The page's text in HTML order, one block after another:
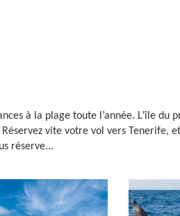
à la plage toute l’année. L’île
vite votre vol vers Tenerife,
réserve...